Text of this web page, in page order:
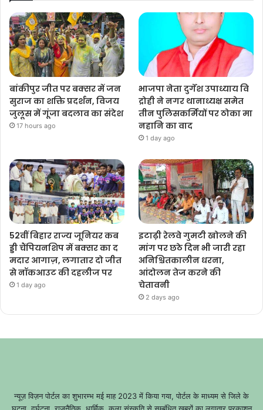
बांकीपुर जीत पर बक्सर में जन
सुराज का शक्ति प्रदर्शन, विजय
जुलूस में गूंजा बदलाव का संदेश
17 hours ago
भाजपा नेता दुर्गेश उपाध्याय वि
द्रोही ने नगर थानाध्यक्ष समेत
तीन पुलिसकर्मियों पर ठोका मा
नहानि का वाद
1 day ago
52वीं बिहार राज्य जूनियर कब
ड्डी चैंपियनशिप में बक्सर का द
मदार आगाज़, लगातार दो जीत
से नॉकआउट की दहलीज पर
1 day ago
इटाढ़ी रेलवे गुमटी खोलने की
मांग पर छठे दिन भी जारी रहा
अनिश्चितकालीन धरना,
आंदोलन तेज करने की
चेतावनी
2 days ago
न्यूज़ विज़न पोर्टल का शुभारम्भ मई माह 2023 में किया गया, पोर्टल के माध्यम से जिले के